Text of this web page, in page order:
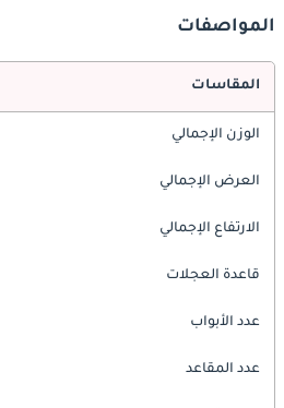
المواصفات
المقاسات
الوزن الإجمالي
العرض الإجمالي
الارتفاع الإجمالي
قاعدة العجلات
عدد الأبواب
عدد المقاعد